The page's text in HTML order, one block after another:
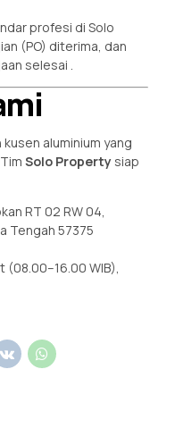
profesi di Solo
(PO) diterima, dan
selesai .
aluminium yang
Solo Property siap
RT 02 RW 04,
Tengah 57375
(08.00–16.00 WIB),